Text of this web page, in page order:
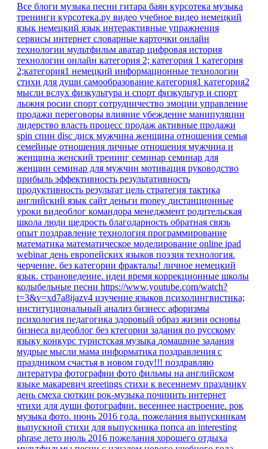
Все блоги музыка песни гитара баян курсотека музыка
тренинги курсотека.ру видео учебное видео немецкий
язык немецкий язык интерактивные упражнения
сервисы интернет словарные карточки онлайн
технологии мультфильм аватар цифровая история
технологии онлайн категория 2; категория 1 категория
2;категория1 немецкий информационные технологии
стихи для души самообразование категория1 категория2
мысли вслух физкультура и спорт физкультур и спорт
лыжня росии спорт сотрудничество эмоции управление
продажи переговоры влияние убеждение манипуляции
лидерство власть процесс продаж активные продажи
spin спин disc диск мужчина женщина отношения семья
семейные отношения личные отношения мужчина и
женщина женский тренинг семинар семинар для
женщин семинар для мужчин мотивация руководство
прибыль эффективность результативность
продуктивность результат цель стратегия тактика
английский язык сайт деньги money дистанционные
уроки видеоблог командора менеджмент родительская
школа люди щедрость благодарность обратная связь
опыт поздравление технология программирование
математика математическое моделирование online ipad
webinar день европейских языков поэзия технология.
черчение. без категории фракталы! личное немецкий
язык. страноведение. идеи время коррекционные школы
колыбельные песни https://www.youtube.com/watch?
t=3&v=xd7a8ijazv4 изучение языков психолингвистика;
институциональный анализ бизнесс афоризмы
психология педагогика здоровый образ жизни основы
бизнеса видеоблог без ктегории задания по русскому
языку конкурс туристская музыка домашние задания
мудрые мысли мама информатика поздравления с
праздником счастья в новом году!!! поздравляю
литература фотографии фото фильмы на английском
языке макаревич greetings стихи к весеннему празднику
день смеха сюткин рок-музыка починить интернет
чтихи для души фотографии. весеннее настроение. рок
музыка фото. июнь 2016 года. пожелания выпускникам
выпускной стихи для выпускника попса an interesting
phrase лето июль 2016 пожелания хорошего отдыха